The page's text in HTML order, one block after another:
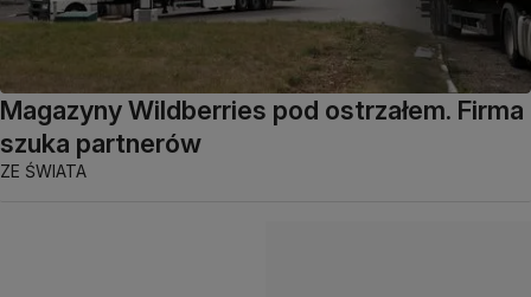
Magazyny Wildberries pod ostrzałem. Firma
szuka partnerów
ZE ŚWIATA